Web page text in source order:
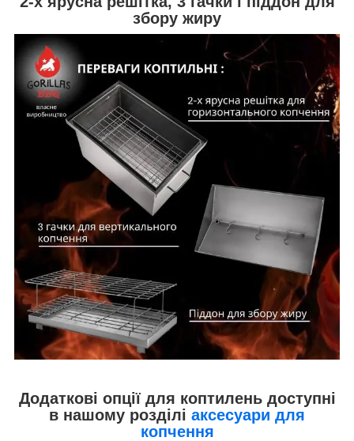
збору жиру
Додаткові опції для коптилень доступні
в нашому розділі аксесуари для
копчення